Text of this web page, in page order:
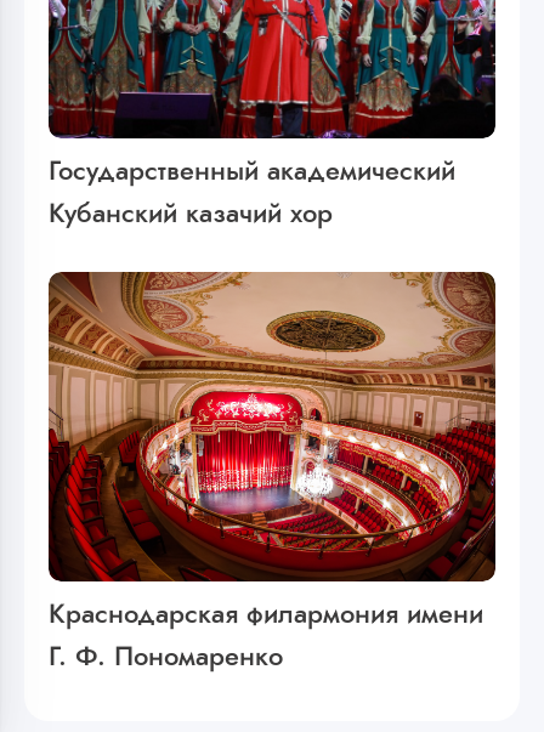
Государственный академический
Кубанский казачий хор
Краснодарская филармония имени
Г. Ф. Пономаренко